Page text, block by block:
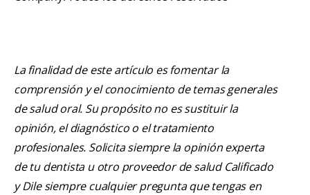
La finalidad de este artículo es fomentar la
comprensión y el conocimiento de temas generales
de salud oral. Su propósito no es sustituir la
opinión, el diagnóstico o el tratamiento
profesionales. Solicita siempre la opinión experta
de tu dentista u otro proveedor de salud Calificado
y Dile siempre cualquier pregunta que tengas en